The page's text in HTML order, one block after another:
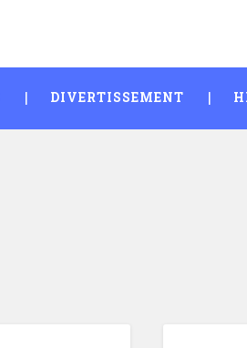
DIVERTISSEMENT